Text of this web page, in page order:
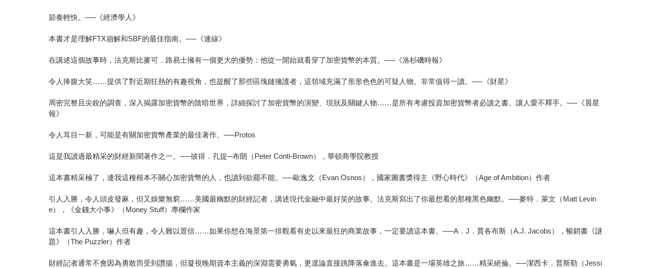
節奏輕快。──《經濟學人》
本書才是理解FTX崩解和SBF的最佳指南。──《連線》
在講述這個故事時，法克斯比麥可．路易士擁有一個更大的優勢：他從一開始就看穿了加密貨幣的本質。──《洛杉磯時報》
令人捧腹大笑……提供了對近期狂熱的有趣視角，也提醒了那些區塊鏈擁護者，這領域充滿了形形色色的可疑人物。非常值得一讀。──《財星》
周密完整且尖銳的調查，深入揭露加密貨幣的陰暗世界，詳細探討了加密貨幣的演變、現狀及關鍵人物……是所有考慮投資加密貨幣者必讀之書。讓人愛不釋手。──《晨星
報》
令人耳目一新，可能是有關加密貨幣產業的最佳著作。──Protos
這是我讀過最精采的財經新聞著作之一。──彼得．孔提─布朗（Peter Conti-Brown），華頓商學院教授
這本書精采極了，連我這種根本不關心加密貨幣的人，也讀到欲罷不能。──歐逸文（Evan Osnos），國家圖書獎得主《野心時代》（Age of Ambition）作者
引人入勝，令人頭皮發麻，但又娛樂無窮……美國最幽默的財經記者，講述現代金融中最好笑的故事。法克斯寫出了你最想看的那種黑色幽默。──麥特．萊文（Matt Levin
e），《金錢大小事》（Money Stuff）專欄作家
這本書引人入勝，嚇人但有趣，令人難以置信……如果你想在海景第一排觀看有史以來最狂的商業故事，一定要讀這本書。──A．J．賈各布斯（A.J. Jacobs），暢銷書《謎
題》（The Puzzler）作者
財經記者通常不會因為勇敢而受到讚揚，但凝視晚期資本主義的深淵需要勇氣，更遑論直接跳降落傘進去。這本書是一場英雄之旅……精采絕倫。──潔西卡．普斯勒（Jessi